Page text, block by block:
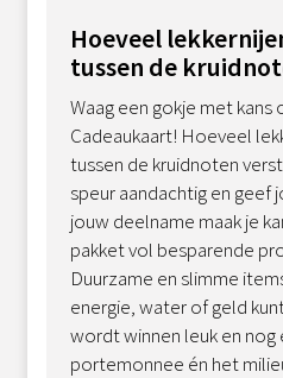
Hoeveel
tussen de
Waag een gokje met kans
Cadeaukaart! Hoeveel
tussen de kruidnoten
speur aandachtig en geef
jouw deelname maak je
pakket vol besparende
Duurzame en slimme
energie, water of geld
wordt winnen leuk en nog
portemonnee én het